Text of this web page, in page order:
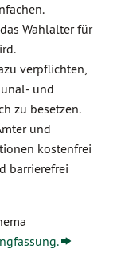
Wahlalter für
verpflichten,
und
zu besetzen.
und
kostenfrei
barrierefrei